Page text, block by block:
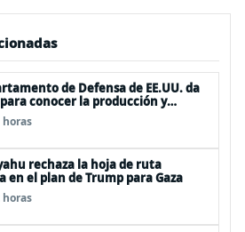
de Defensa de EE.UU. da
para conocer la producción y
de armamentos
horas
rechaza la hoja de ruta
en el plan de Trump para Gaza
horas